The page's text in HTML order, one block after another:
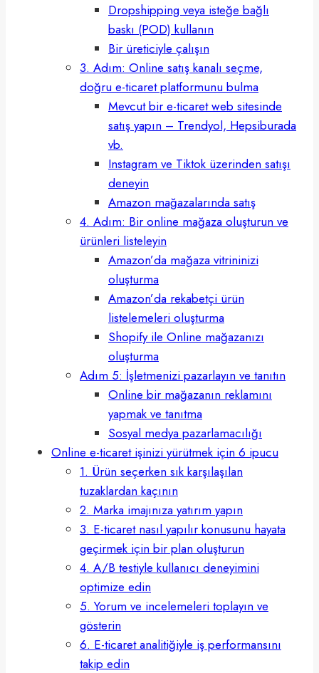
Dropshipping veya isteğe bağlı
baskı (POD) kullanın
Bir üreticiyle çalışın
3. Adım: Online satış kanalı seçme,
doğru e-ticaret platformunu bulma
Mevcut bir e-ticaret web sitesinde
satış yapın – Trendyol, Hepsiburada
vb.
Instagram ve Tiktok üzerinden satışı
deneyin
Amazon mağazalarında satış
4. Adım: Bir online mağaza oluşturun ve
ürünleri listeleyin
Amazon’da mağaza vitrininizi
oluşturma
Amazon’da rekabetçi ürün
listelemeleri oluşturma
Shopify ile Online mağazanızı
oluşturma
Adım 5: İşletmenizi pazarlayın ve tanıtın
Online bir mağazanın reklamını
yapmak ve tanıtma
Sosyal medya pazarlamacılığı
Online e-ticaret işinizi yürütmek için 6 ipucu
1. Ürün seçerken sık karşılaşılan
tuzaklardan kaçının
2. Marka imajınıza yatırım yapın
3. E-ticaret nasıl yapılır konusunu hayata
geçirmek için bir plan oluşturun
4. A/B testiyle kullanıcı deneyimini
optimize edin
5. Yorum ve incelemeleri toplayın ve
gösterin
6. E-ticaret analitiğiyle iş performansını
takip edin